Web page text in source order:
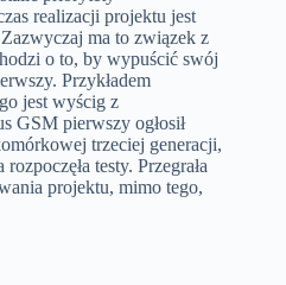
realizacji projektu jest
ma to związek z
o to, by wypuścić swój
Przykładem
jest wyścig z
GSM pierwszy ogłosił
trzeciej generacji,
testy. Przegrała
projektu, mimo tego,